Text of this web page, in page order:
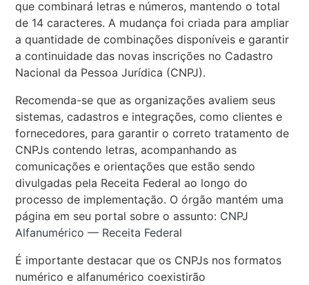
que combinará letras e números, mantendo o total
de 14 caracteres. A mudança foi criada para ampliar
a quantidade de combinações disponíveis e garantir
a continuidade das novas inscrições no Cadastro
Nacional da Pessoa Jurídica (CNPJ).
Recomenda-se que as organizações avaliem seus
sistemas, cadastros e integrações, como clientes e
fornecedores, para garantir o correto tratamento de
CNPJs contendo letras, acompanhando as
comunicações e orientações que estão sendo
divulgadas pela Receita Federal ao longo do
processo de implementação. O órgão mantém uma
página em seu portal sobre o assunto: CNPJ
Alfanumérico — Receita Federal
É importante destacar que os CNPJs nos formatos
numérico e alfanumérico coexistirão